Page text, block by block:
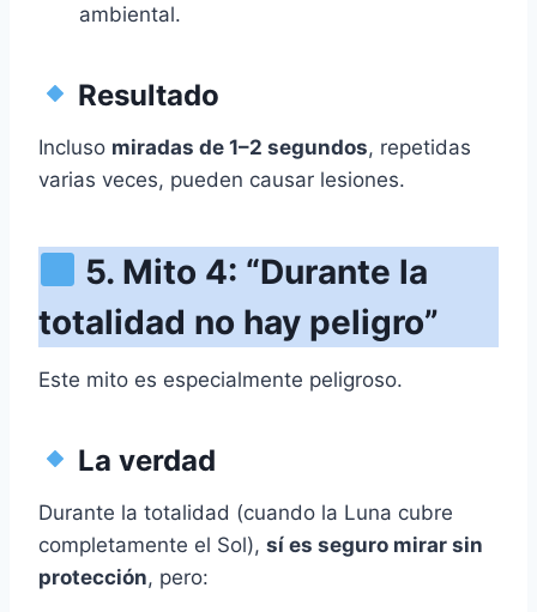
ambiental.
Resultado
Incluso miradas de 1–2 segundos, repetidas
varias veces, pueden causar lesiones.
5. Mito 4: “Durante la
totalidad no hay peligro”
Este mito es especialmente peligroso.
La verdad
Durante la totalidad (cuando la Luna cubre
completamente el Sol), sí es seguro mirar sin
protección, pero: